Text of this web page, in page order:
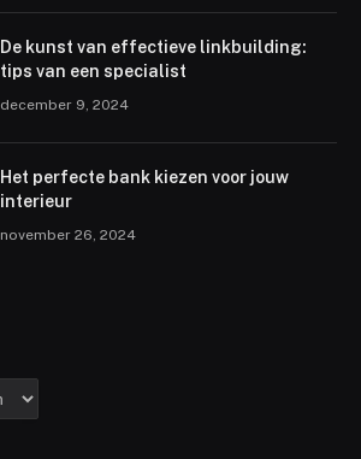
De kunst van effectieve linkbuilding:
tips van een specialist
december 9, 2024
Het perfecte bank kiezen voor jouw
interieur
november 26, 2024